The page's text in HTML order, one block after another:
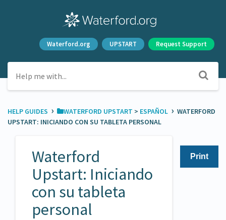
Waterford.org UPSTART Request Support
HELP GUIDES › ​WATERFORD UPSTART ​ > ​ ​ESPAÑOL › WATERFORD
UPSTART: INICIANDO CON SU TABLETA PERSONAL
Print
Waterford
Upstart: Iniciando
con su tableta
personal